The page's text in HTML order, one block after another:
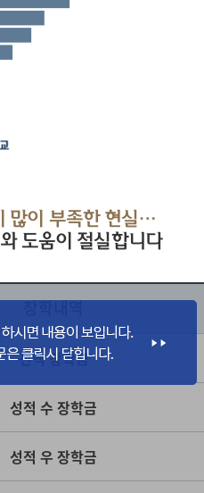
많이 부족한 현실…
도움이 절실합니다
장학내역
전액 장학금
성적 수 장학금
성적 우 장학금